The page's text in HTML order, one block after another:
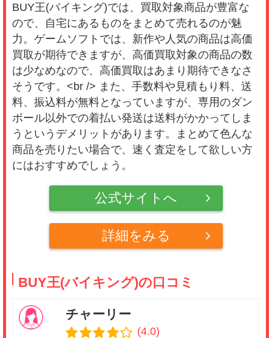
で、よかったです。
BUY王(バイキング)では、買取対象商品が豊富な
ので、自宅にあるものをまとめて売れるのが魅
力。ゲームソフトでは、新作や人気の商品は高価
買取が期待できますが、高価買取対象の商品の数
は少なめなので、高価買取はあまり期待できなさ
そうです。<br /> また、手数料や見積もり料、送
料、振込料が無料となっていますが、専用のダン
ボール以外での着払い発送は送料がかかってしま
うというデメリットがあります。まとめて色んな
商品を売りたい場合で、速く査定をして欲しい方
にはおすすめでしょう。
公式サイトへ
詳細をみる
BUY王(バイキング)の口コミ
チャーリー
(4.0)